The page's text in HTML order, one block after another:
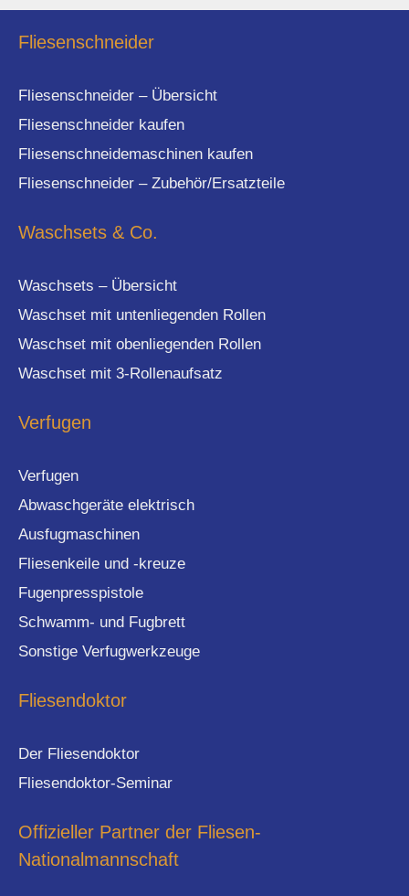
Fliesenschneider
Fliesenschneider – Übersicht
Fliesenschneider kaufen
Fliesenschneidemaschinen kaufen
Fliesenschneider – Zubehör/Ersatzteile
Waschsets & Co.
Waschsets – Übersicht
Waschset mit untenliegenden Rollen
Waschset mit obenliegenden Rollen
Waschset mit 3-Rollenaufsatz
Verfugen
Verfugen
Abwaschgeräte elektrisch
Ausfugmaschinen
Fliesenkeile und -kreuze
Fugenpresspistole
Schwamm- und Fugbrett
Sonstige Verfugwerkzeuge
Fliesendoktor
Der Fliesendoktor
Fliesendoktor-Seminar
Offizieller Partner der Fliesen-
Nationalmannschaft